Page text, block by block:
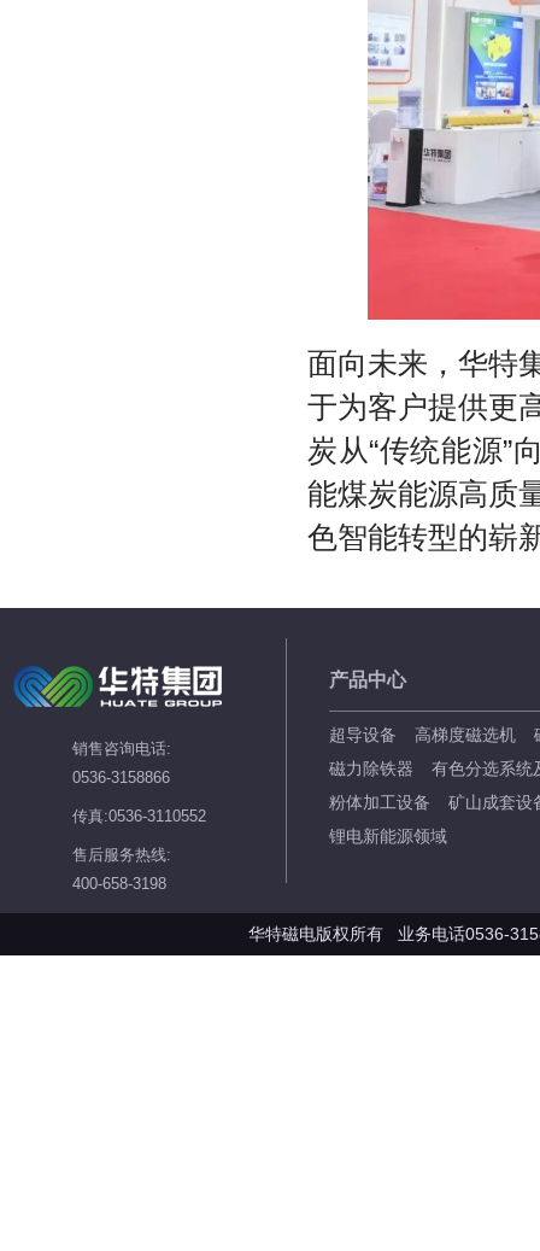
面向未来，华特
于为客户提供更
炭从“传统能源”
能煤炭能源高质
色智能转型的崭
销售咨询电话:
0536-3158866
传真:0536-3110552
售后服务热线:
400-658-3198
产品中心
超导设备 高梯度磁选机
磁力除铁器
有色分选系统
粉体加工设备
矿山成套设
锂电新能源领域
华特磁电版权所有 业务电话0536-